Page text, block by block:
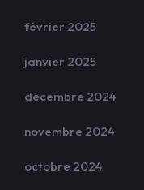
février 2025
janvier 2025
décembre 2024
novembre 2024
octobre 2024